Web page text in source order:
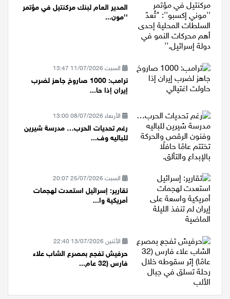
المدير العام لبنك مركنتيل في مؤتمر
''مون...
السبت 11/07/2026 13:47
ترامب: 1000 صاروخ جاهز لضرب
إيران إذا حا...
الأربعاء 08/07/2026 13:00
رغم تحديات الحرب… مدرسة شيرين
للباليه وف...
السبت 25/07/2026 20:07
تقارير: إسرائيل استعدت لهجمات
أمريكية وا...
الأثنين 13/07/2026 22:40
حرفيش تفجع بمصرع الشاب علاء
فارس (32 عام...